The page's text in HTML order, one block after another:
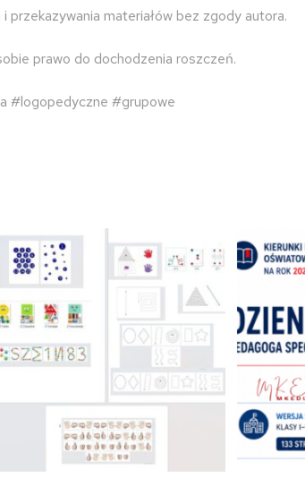
przekazywania materiałów bez zgody autora.
prawo do dochodzenia roszczeń.
#logopedyczne #grupowe